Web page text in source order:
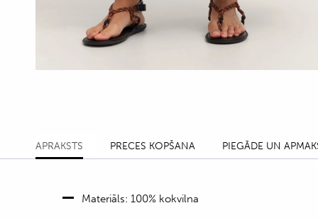
APRAKSTS PRECES KOPŠANA PIEGĀDE UN
Materiāls: 100% kokvilna